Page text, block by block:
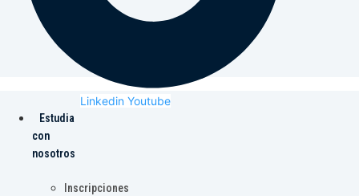
Linkedin Youtube
Estudia
con
nosotros
Inscripciones